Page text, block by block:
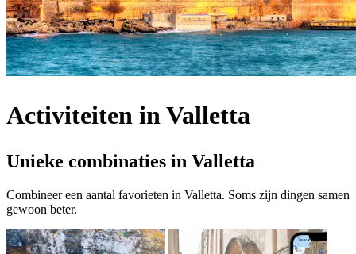
Activiteiten in Valletta
Unieke combinaties in Valletta
Combineer een aantal favorieten in Valletta. Soms zijn dingen samen
gewoon beter.